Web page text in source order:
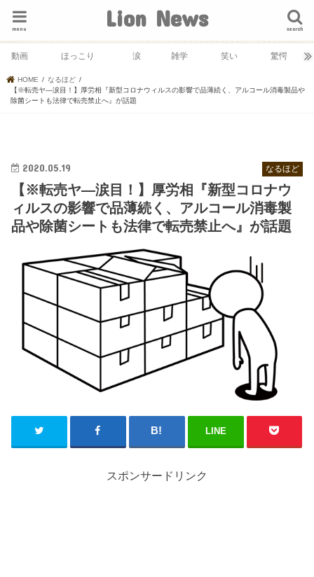
Lion News search
menu
動画 ほっこり 涙 雑学 笑い 驚愕
HOME
なるほど
【※転売ヤ―涙目！】厚労相『新型コロナウィルスの影響で品薄続く、アルコール消毒製品や
除菌シートも法律で転売禁止へ』が話題
なるほど
2020.05.19
【※転売ヤ―涙目！】厚労相『新型コロナウ
ィルスの影響で品薄続く、アルコール消毒製
品や除菌シートも法律で転売禁止へ』が話題
LINE
スポンサードリンク